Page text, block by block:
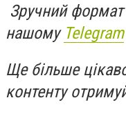
Зручний
нашому Telegram
Ще більше
контенту